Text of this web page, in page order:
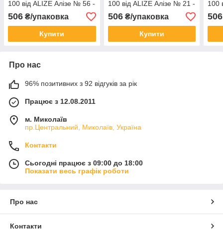
100 від ALIZE Алізе № 56 -
червоний
506 ₴/упаковка
Купити
100 від ALIZE Алізе № 21 -
сірий
506₴/упаковка
Купити
100
506
Про нас
96% позитивних з 92 відгуків за рік
Працює з 12.08.2011
м. Миколаїв
пр.Центральний, Миколаїв, Україна
Контакти
Сьогодні працює з 09:00 до 18:00
Показати весь графік роботи
Про нас
Контакти